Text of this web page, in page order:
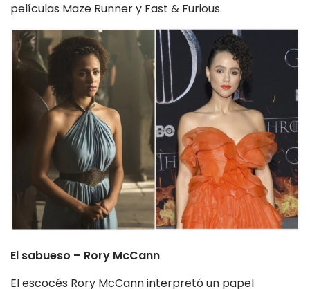
películas Maze Runner y Fast & Furious.
El sabueso – Rory McCann
El escocés Rory McCann interpretó un papel